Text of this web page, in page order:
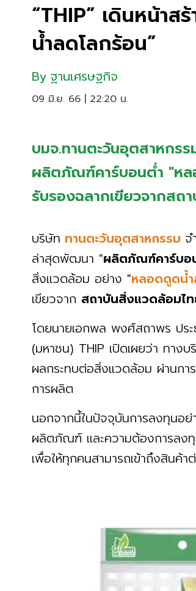
“THIP” เดินหน้า
น้ำลดโลกร้อน”
By ฐานเศรษฐกิจ
09 มิ.ย. 66 | 22:20 น.
บมจ.ทานตะวันอุตสาหกร
ผลิตภัณฑ์คาร์บอนต่ำ "หล
รับรองฉลากเขียวจากสถ
บริษัท ทานตะวันอุตสาหกรรม จ
ล่าสุดพัฒนา "ผลิตภัณฑ์คาร์บอ
สิ่งแวดล้อม อย่าง "หลอดดูดน้
เขียวจาก สถาบันสิ่งแวดล้อมไ
โดยนายเอกพล พงศ์สถาพร ประ
(มหาชน) THIP เปิดเผยว่า ทาง
ผลกระทบต่อสิ่งแวดล้อม ผ่านกา
การผลิต
นอกจากนี้ในปัจจุบันการลงทุนอ
ผลิตภัณฑ์ และความต้องการลง
เพื่อให้ทุกคนสามารถเข้าถึงสินค้า